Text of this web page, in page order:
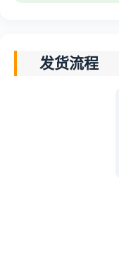
发货流程